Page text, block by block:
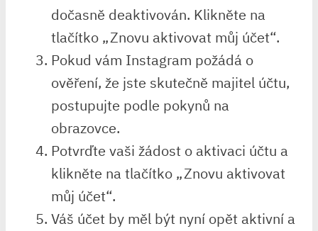
dočasně deaktivován. Klikněte na
tlačítko „Znovu aktivovat můj účet“.
Pokud vám Instagram požádá o
ověření, že jste skutečně majitel účtu,
postupujte podle pokynů na
obrazovce.
Potvrďte vaši žádost o aktivaci účtu a
klikněte na tlačítko „Znovu aktivovat
můj účet“.
Váš účet by měl být nyní opět aktivní a